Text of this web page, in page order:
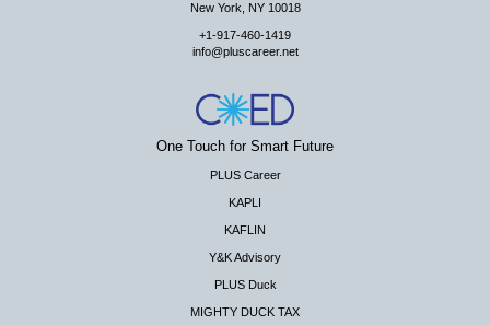
New York, NY 10018
+1-917-460-1419
info@pluscareer.net
One Touch for Smart Future
PLUS Career
KAPLI
KAFLIN
Y&K Advisory
PLUS Duck
MIGHTY DUCK TAX